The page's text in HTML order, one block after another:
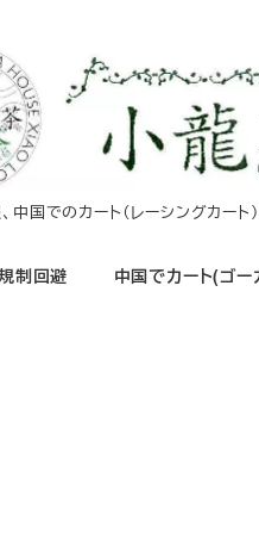
国でのカート（レーシングカー
制回避 中国でカート(ゴー